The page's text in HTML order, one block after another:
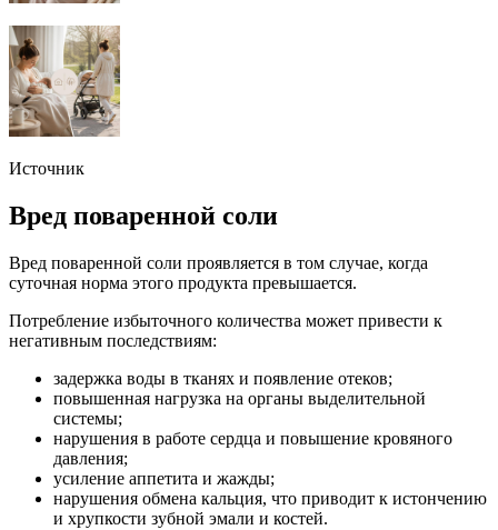
Источник
Вред поваренной соли
Вред поваренной соли проявляется в том случае, когда
суточная норма этого продукта превышается.
Потребление избыточного количества может привести к
негативным последствиям:
задержка воды в тканях и появление отеков;
повышенная нагрузка на органы выделительной
системы;
нарушения в работе сердца и повышение кровяного
давления;
усиление аппетита и жажды;
нарушения обмена кальция, что приводит к истончению
и хрупкости зубной эмали и костей.